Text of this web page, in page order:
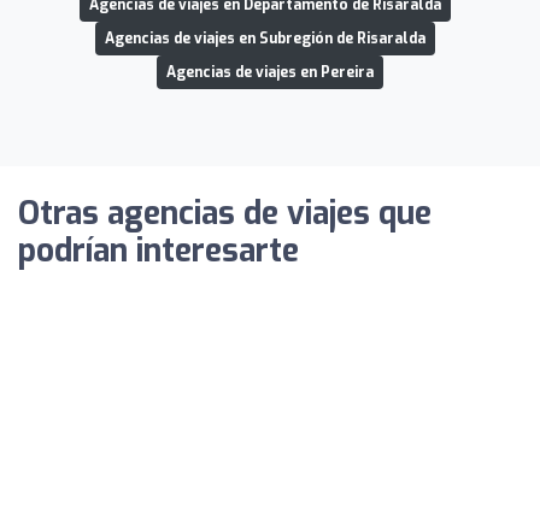
Agencias de viajes en Departamento de Risaralda
Agencias de viajes en Subregión de Risaralda
Agencias de viajes en Pereira
Otras agencias de viajes que
podrían interesarte